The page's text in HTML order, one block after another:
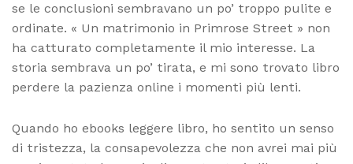
se le conclusioni sembravano un po’ troppo pulite e
ordinate. « Un matrimonio in Primrose Street » non
ha catturato completamente il mio interesse. La
storia sembrava un po’ tirata, e mi sono trovato libro
perdere la pazienza online i momenti più lenti.
Quando ho ebooks leggere libro, ho sentito un senso
di tristezza, la consapevolezza che non avrei mai più